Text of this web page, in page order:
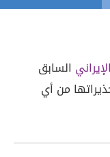
الإيراني السابق
من أي